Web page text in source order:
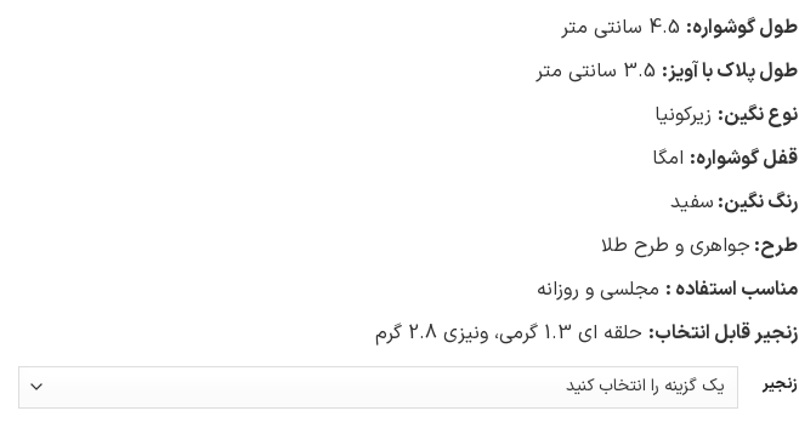
طول گوشواره:
طول پلاک با آویز:
نوع نگین: زیرکونیا
قفل گوشواره: امگا
رنگ نگین: سفید
طرح: جواهری و طرح طلا
مناسب استفاده : مجلسی و روزانه
زنجیر قابل انتخاب: حلقه ای 1.3 گرمی، ونیزی 2.8 گرم
زنجیر